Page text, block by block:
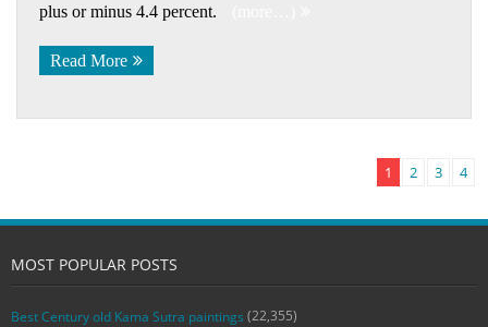
plus or minus 4.4 percent.
Read More
1 2 3 4
MOST POPULAR POSTS
Best Century old Kama Sutra paintings (22,355)